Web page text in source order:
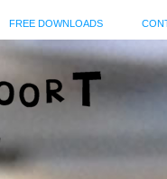
FREE DOWNLOADS